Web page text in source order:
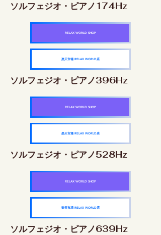
ソルフェジオ・ピアノ174Hz
RELAX WORLD SHOP
楽天市場 RELAX WORLD店
ソルフェジオ・ピアノ396Hz
RELAX WORLD SHOP
楽天市場 RELAX WORLD店
ソルフェジオ・ピアノ528Hz
RELAX WORLD SHOP
楽天市場 RELAX WORLD店
ソルフェジオ・ピアノ639Hz